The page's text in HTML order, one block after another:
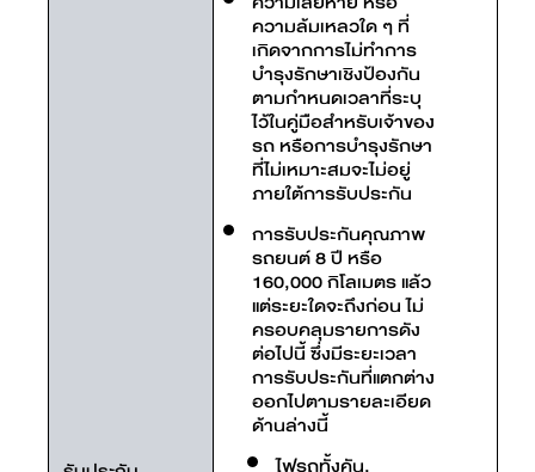
ความล้มเหลวใด ๆ ที่
เกิดจากการไม่ทำการ
บำรุงรักษาเชิงป้องกัน
ตามกำหนดเวลาที่ระบุ
ไว้ในคู่มือสำหรับเจ้าของ
รถ หรือการบำรุงรักษา
ที่ไม่เหมาะสมจะไม่อยู่
ภายใต้การรับประกัน
การรับประกันคุณภาพ
รถยนต์ 8 ปี หรือ
160,000 กิโลเมตร แล้ว
แต่ระยะใดจะถึงก่อน ไม่
ครอบคลุมรายการดัง
ต่อไปนี้ ซึ่งมีระยะเวลา
การรับประกันที่แตกต่าง
ออกไปตามรายละเอียด
ด้านล่างนี้
ไฟรถทั้งคัน,